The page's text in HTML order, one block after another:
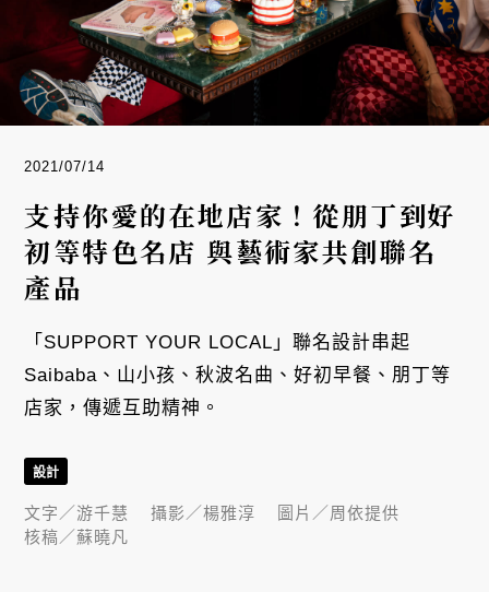
2021/07/14
支持你愛的在地店家！從朋丁到好
初等特色名店 與藝術家共創聯名
產品
「SUPPORT YOUR LOCAL」聯名設計串起
Saibaba、山小孩、秋波名曲、好初早餐、朋丁等
店家，傳遞互助精神。
設計
文字／游千慧 攝影／楊雅淳 圖片／周依提供
核稿／蘇曉凡